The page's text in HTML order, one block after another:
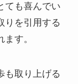
ても喜んでい
りを引用する
す。
も取り上げる